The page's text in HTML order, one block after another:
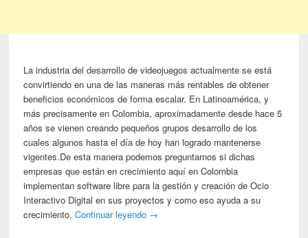
La industria del desarrollo de videojuegos actualmente se está
convirtiendo en una de las maneras más rentables de obtener
beneficios económicos de forma escalar. En Latinoamérica, y
más precisamente en Colombia, aproximadamente desde hace 5
años se vienen creando pequeños grupos desarrollo de los
cuales algunos hasta el día de hoy han logrado mantenerse
vigentes.De esta manera podemos preguntarnos si dichas
empresas que están en crecimiento aquí en Colombia
implementan software libre para la gestión y creación de Ocio
Interactivo Digital en sus proyectos y como eso ayuda a su
crecimiento.Continuar leyendo →